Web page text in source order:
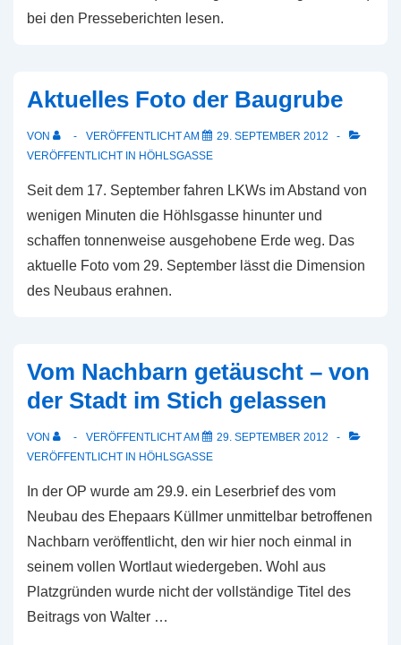
bei den Presseberichten lesen.
Aktuelles Foto der Baugrube
VON VERÖFFENTLICHT AM
29. SEPTEMBER 2012
VERÖFFENTLICHT IN HÖHLSGASSE
Seit dem 17. September fahren LKWs im Abstand von
wenigen Minuten die Höhlsgasse hinunter und
schaffen tonnenweise ausgehobene Erde weg. Das
aktuelle Foto vom 29. September lässt die Dimension
des Neubaus erahnen.
Vom Nachbarn getäuscht – von
der Stadt im Stich gelassen
VON VERÖFFENTLICHT AM
29. SEPTEMBER 2012
VERÖFFENTLICHT IN HÖHLSGASSE
In der OP wurde am 29.9. ein Leserbrief des vom
Neubau des Ehepaars Küllmer unmittelbar betroffenen
Nachbarn veröffentlicht, den wir hier noch einmal in
seinem vollen Wortlaut wiedergeben. Wohl aus
Platzgründen wurde nicht der vollständige Titel des
Beitrags von Walter …